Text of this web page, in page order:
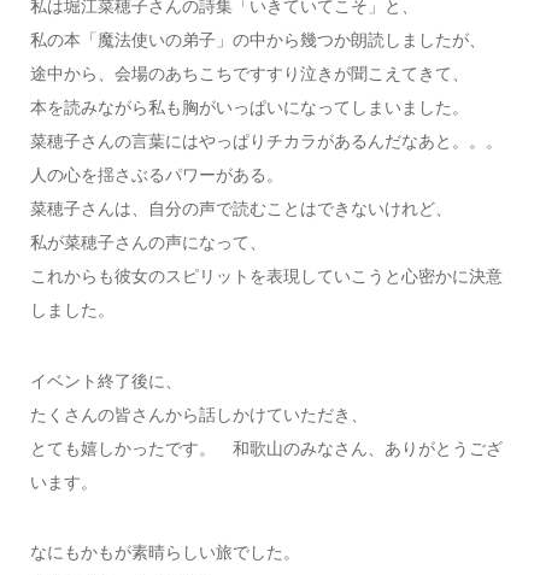
私は堀江菜穂子さんの詩集「いきていてこそ」と、
私の本「魔法使いの弟子」の中から幾つか朗読しましたが、
途中から、会場のあちこちですすり泣きが聞こえてきて、
本を読みながら私も胸がいっぱいになってしまいました。
菜穂子さんの言葉にはやっぱりチカラがあるんだなあと。。。
人の心を揺さぶるパワーがある。
菜穂子さんは、自分の声で読むことはできないけれど、
私が菜穂子さんの声になって、
これからも彼女のスピリットを表現していこうと心密かに決意
しました。
イベント終了後に、
たくさんの皆さんから話しかけていただき、
とても嬉しかったです。 和歌山のみなさん、ありがとうござ
います。
なにもかもが素晴らしい旅でした。